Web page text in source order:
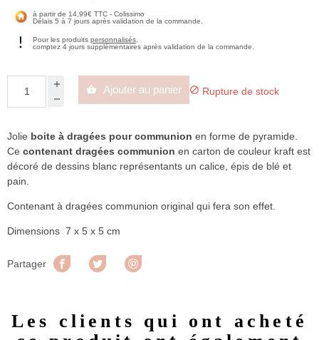
à partir de 14,99€ TTC - Colissimo
Délais 5 à 7 jours après validation de la commande.
Pour les produits personnalisés
comptez 4 jours supplémentaires après validation de la commande.
 Ajouter au panier  Rupture de stock
Jolie boite à dragées pour communion en forme de pyramide.
Ce contenant dragées communion en carton de couleur kraft est
décoré de dessins blanc représentants un calice, épis de blé et
pain.
Contenant à dragées communion original qui fera son effet.
Dimensions 7 x 5 x 5 cm
Partager Partager Tweet
Les clients qui ont acheté